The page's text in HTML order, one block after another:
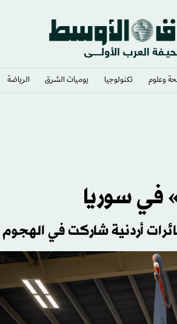
وعلوم تكنولوجيا يوميات الشرق​ الرياضة
أردنية شاركت في الهجوم